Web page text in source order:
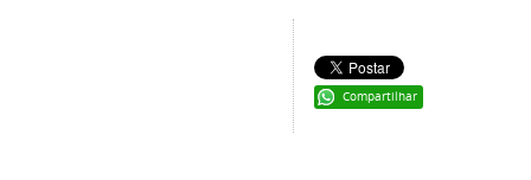
Compartilhar